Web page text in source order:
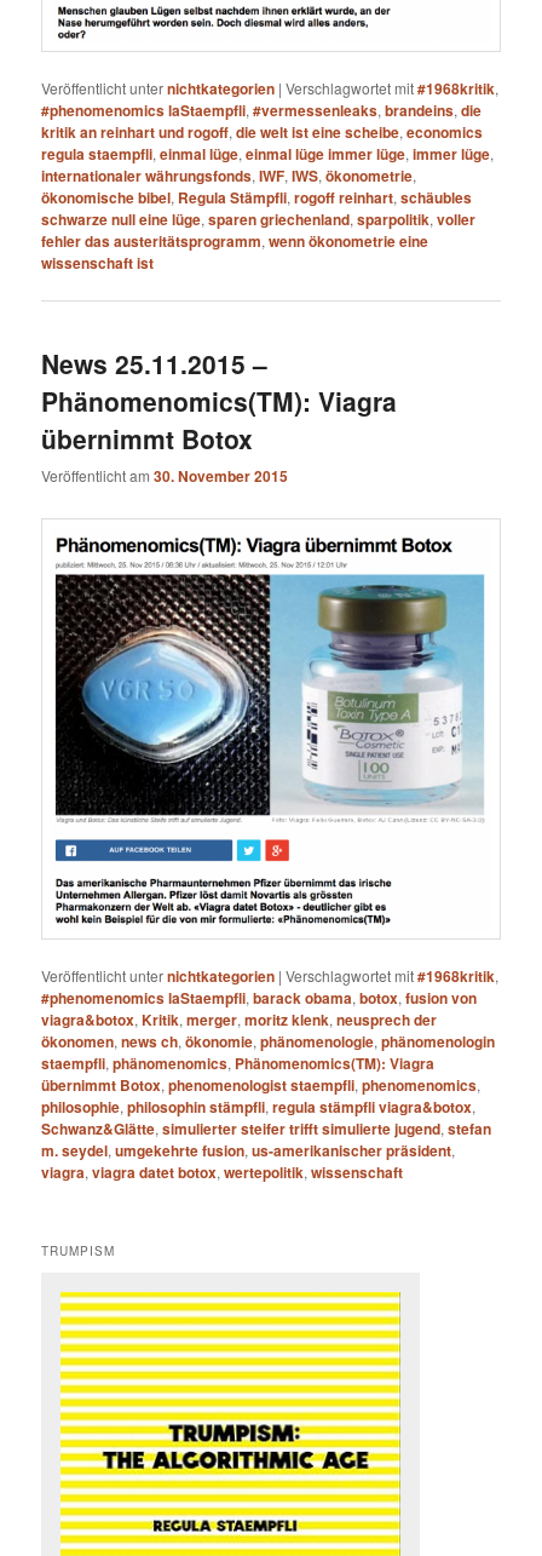
Veröffentlicht unternichtkategorien |Verschlagwortet mit#1968kritik,
#phenomenomics laStaempfli,#vermessenleaks,brandeins,die
kritik an reinhart und rogoff,die welt ist eine scheibe,economics
regula staempfli,einmal lüge,einmal lüge immer lüge,immer lüge,
internationaler währungsfonds,IWF,IWS,ökonometrie,
ökonomische bibel, Regula Stämpfli,rogoff reinhart,schäubles
schwarze null eine lüge,sparen griechenland,sparpolitik,voller
fehler das austeritätsprogramm,wenn ökonometrie eine
wissenschaft ist
News 25.11.2015 –
Phänomenomics(TM): Viagra
übernimmt Botox
Veröffentlicht am30. November 2015
Veröffentlicht unternichtkategorien |Verschlagwortet mit#1968kritik,
#phenomenomics laStaempfli,barack obama,botox,fusion von
viagra&botox,Kritik,merger,moritz klenk,neusprech der
ökonomen,news ch,ökonomie,phänomenologie,phänomenologin
staempfli,phänomenomics, Phänomenomics(TM): Viagra
übernimmt Botox,phenomenologist staempfli,phenomenomics,
philosophie,philosophin stämpfli,regula stämpfli viagra&botox,
Schwanz&Glätte,simulierter steifer trifft simulierte jugend,stefan
m. seydel,umgekehrte fusion,us-amerikanischer präsident,
viagra,viagra datet botox,wertepolitik,wissenschaft
TRUMPISM